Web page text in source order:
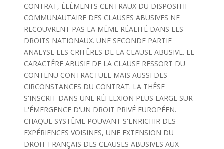
CONTRAT, ÉLÉMENTS CENTRAUX DU DISPOSITIF
COMMUNAUTAIRE DES CLAUSES ABUSIVES NE
RECOUVRENT PAS LA MÈME RÉALITÉ DANS LES
DROITS NATIONAUX. UNE SECONDE PARTIE
ANALYSE LES CRITÊRES DE LA CLAUSE ABUSIVE. LE
CARACTÊRE ABUSIF DE LA CLAUSE RESSORT DU
CONTENU CONTRACTUEL MAIS AUSSI DES
CIRCONSTANCES DU CONTRAT. LA THÊSE
S'INSCRIT DANS UNE RÉFLEXION PLUS LARGE SUR
L'ÉMERGENCE D'UN DROIT PRIVÉ EUROPÉEN.
CHAQUE SYSTÊME POUVANT S'ENRICHIR DES
EXPÉRIENCES VOISINES, UNE EXTENSION DU
DROIT FRANÇAIS DES CLAUSES ABUSIVES AUX